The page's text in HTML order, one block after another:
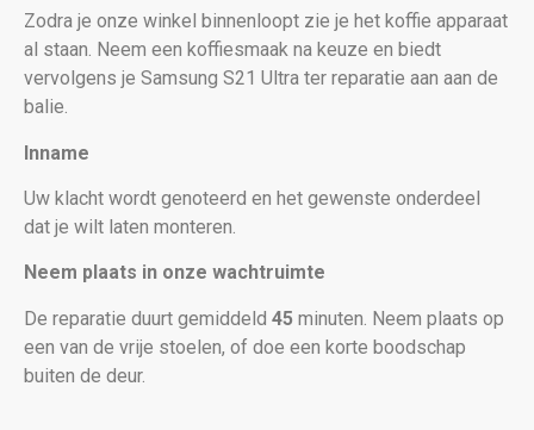
Zodra je onze winkel binnenloopt zie je het koffie apparaat
al staan. Neem een koffiesmaak na keuze en biedt
vervolgens je Samsung S21 Ultra ter reparatie aan aan de
balie.
Inname
Uw klacht wordt genoteerd en het gewenste onderdeel
dat je wilt laten monteren.
Neem plaats in onze wachtruimte
De reparatie duurt gemiddeld 45 minuten. Neem plaats op
een van de vrije stoelen, of doe een korte boodschap
buiten de deur.